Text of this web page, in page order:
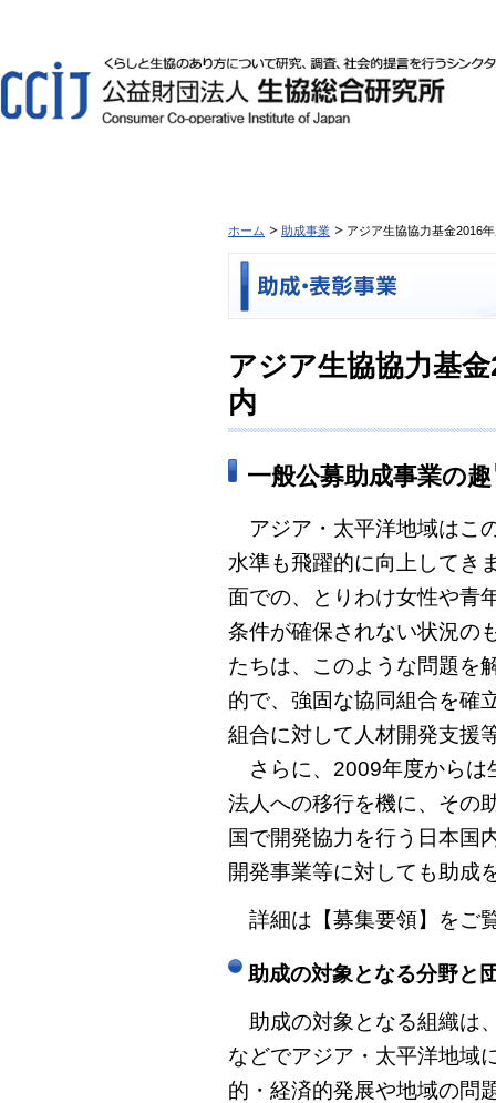
ホーム 助成事業 アジア生協協力基金2016
アジア生協協力基
内
一般公募助成事業の
アジア・太平洋地域はこ
水準も飛躍的に向上してき
面での、とりわけ女性や青
条件が確保されない状況の
たちは、このような問題を
的で、強固な協同組合を確
組合に対して人材開発支援
さらに、2009年度からは
法人への移行を機に、その
国で開発協力を行う日本国
開発事業等に対しても助成
詳細は【募集要領】をご
助成の対象となる分野と
助成の対象となる組織は
などでアジア・太平洋地域
的・経済的発展や地域の問